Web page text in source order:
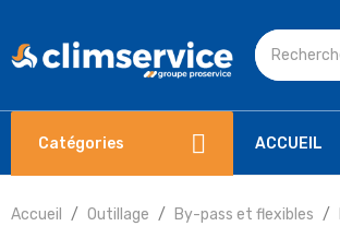
Catégories ACCUEIL
Accueil Outillage By-pass et flexibles